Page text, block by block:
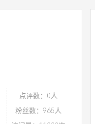
点评数：0人
粉丝数：965人